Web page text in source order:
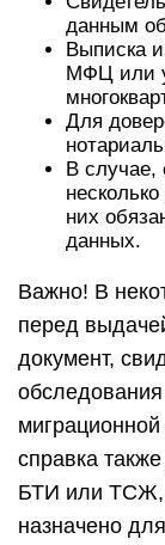
данным
Выписка
МФЦ или
Для
В случае,
них
данных.
Важно! В
перед
документ,
справка
БТИ или ТСЖ,
назначено